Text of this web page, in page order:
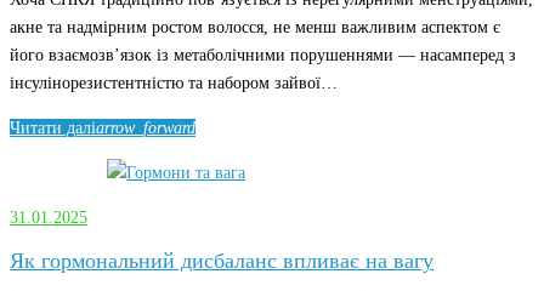
акне та надмірним ростом волосся, не менш важливим аспектом є
його взаємозв’язок із метаболічними порушеннями — насамперед з
інсулінорезистентністю та набором зайвої…
Читати даліarrow_forward
31.01.2025
Як гормональний дисбаланс впливає на вагу